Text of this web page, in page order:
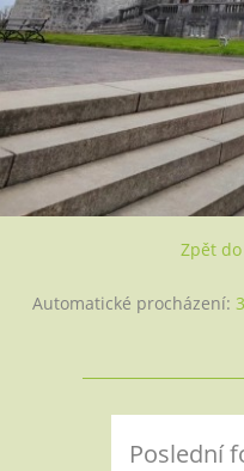
Zpět
Automatické procházení: 3
Poslední